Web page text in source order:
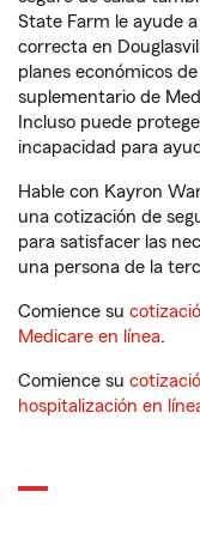
State Farm le ayude
correcta en
planes económicos
suplementario de
Incluso puede
incapacidad para
Hable con Kayron
una cotización de
para satisfacer las
una persona de la
Comience su
Medicare en línea.
Comience su
hospitalización en